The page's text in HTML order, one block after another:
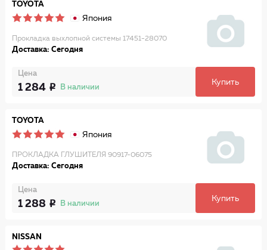
TOYOTA
Япония
Прокладка выхлопной системы 17451-28070
Доставка: Сегодня
Цена
1 284 В наличии
Купить
TOYOTA
Япония
ПРОКЛАДКА ГЛУШИТЕЛЯ 90917-06075
Доставка: Сегодня
Цена
1 288 В наличии
Купить
NISSAN